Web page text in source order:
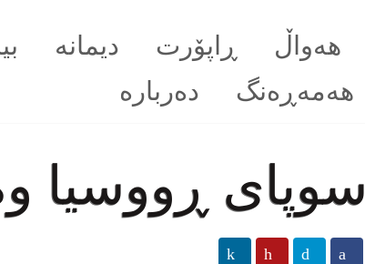
هەواڵ ڕاپۆرت دیمانە
هەمەڕەنگ دەربارە
سوپای ڕووسیا